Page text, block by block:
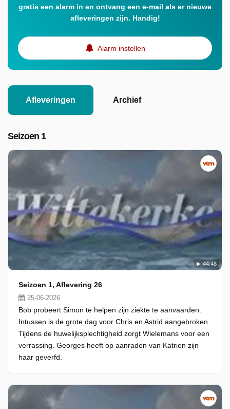
gratis een alarm in en ontvang een e-mail als er nieuwe
afleveringen zijn. Handig!
Alarm instellen
Afleveringen Archief
Seizoen 1
44:48
Seizoen 1, Aflevering 26
25-06-2026
Bob probeert Simon te helpen zijn ziekte te aanvaarden.
Intussen is de grote dag voor Chris en Astrid aangebroken.
Tijdens de huwelijksplechtigheid zorgt Wielemans voor een
verrassing. Georges heeft op aanraden van Katrien zijn
haar geverfd.